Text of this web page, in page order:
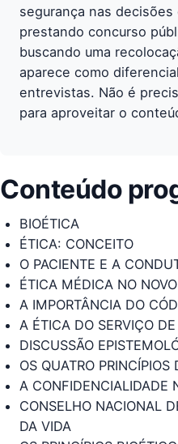
segurança nas
prestando concurso
buscando uma
aparece como
entrevistas. Não é
para aproveitar o
Conteúdo
BIOÉTICA
ÉTICA: CONCEITO
O PACIENTE E A
ÉTICA MÉDICA NO
A IMPORTÂNCIA DO
A ÉTICA DO SERVIÇO
DISCUSSÃO
OS QUATRO
A CONFIDENCIALIDADE
CONSELHO NACIONAL
DA VIDA